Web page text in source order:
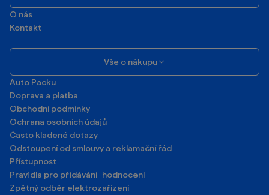
O nás
Kontakt
Vše o nákupu
Auto Packu
Doprava a platba
Obchodní podmínky
Ochrana osobních údajů
Často kladené dotazy
Odstoupení od smlouvy a reklamační řád
Přístupnost
Pravidla pro přidávání hodnocení
Zpětný odběr elektrozařízení